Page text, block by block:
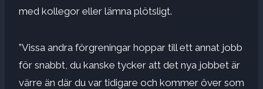
med kollegor eller lämna plötsligt.
”Vissa andra förgreningar hoppar till ett annat jobb
för snabbt, du kanske tycker att det nya jobbet är
värre än där du var tidigare och kommer över som